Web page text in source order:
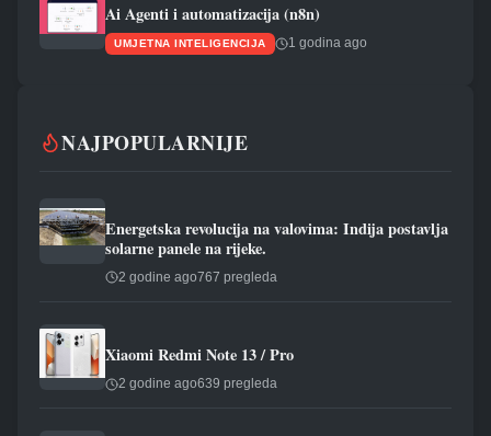
Ai Agenti i automatizacija (n8n)
UMJETNA INTELIGENCIJA 1 godina ago
NAJPOPULARNIJE
Energetska revolucija na valovima: Indija postavlja
solarne panele na rijeke.
2 godine ago767 pregleda
Xiaomi Redmi Note 13 / Pro
2 godine ago639 pregleda